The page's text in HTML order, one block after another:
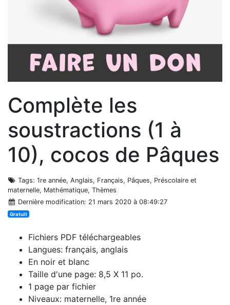
Complète les
soustractions (1 à
10), cocos de Pâques
Tags: 1re année, Anglais, Français, Pâques, Préscolaire et
maternelle, Mathématique, Thèmes
Dernière modification: 21 mars 2020 à 08:49:27
Gratuit
Fichiers PDF téléchargeables
Langues: français, anglais
En noir et blanc
Taille d'une page: 8,5 X 11 po.
1 page par fichier
Niveaux: maternelle, 1re année